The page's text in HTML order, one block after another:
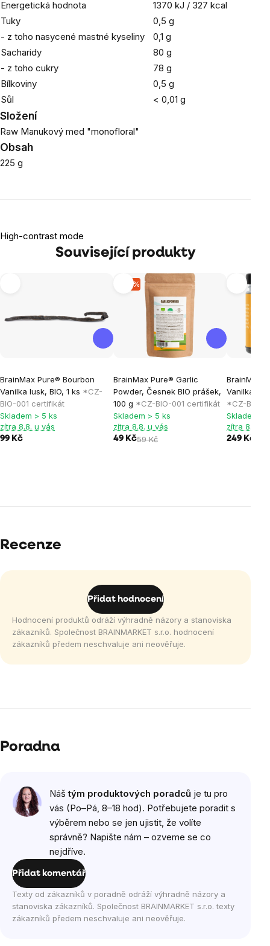
Energetická hodnota
1370 kJ / 327 kcal
Tuky
0,5 g
- z toho nasycené mastné kyseliny
0,1 g
Sacharidy
80 g
- z toho cukry
78 g
Bílkoviny
0,5 g
Sůl
< 0,01 g
Složení
Raw Manukový med "monofloral"
Obsah
225 g
High-contrast mode
Související produkty
BrainMax Pure® Bourbon
Vanilka lusk, BIO, 1 ks *CZ-
BIO-001 certifikát
Skladem > 5 ks
zítra 8.8. u vás
99 Kč
-17 %
BrainMax Pure® Garlic
Powder, Česnek BIO prášek,
100 g *CZ-BIO-001 certifikát
Skladem > 5 ks
zítra 8.8. u vás
49 Kč59 Kč
BrainMax
Vanilka
*CZ-BIO-
Skladem >
zítra 8.8. u
249 Kč
Recenze
Přidat hodnocení
Hodnocení produktů odráží výhradně názory a stanoviska
zákazníků. Společnost BRAINMARKET s.r.o. hodnocení
zákazníků předem neschvaluje ani neověřuje.
Poradna
Náštým produktových poradců je tu pro
vás (Po–Pá, 8–18 hod). Potřebujete poradit s
výběrem nebo se jen ujistit, že volíte
správně? Napište nám – ozveme se co
nejdříve.
Přidat komentář
Texty od zákazníků v poradně odráží výhradně názory a
stanoviska zákazníků. Společnost BRAINMARKET s.r.o. texty
zákazníků předem neschvaluje ani neověřuje.